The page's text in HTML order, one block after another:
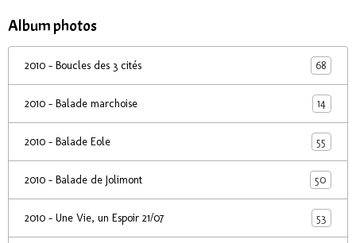
Album photos
2010 - Boucles des 3 cités 68
2010 - Balade marchoise 14
2010 - Balade Eole 55
2010 - Balade de Jolimont 50
2010 - Une Vie, un Espoir 21/07 53